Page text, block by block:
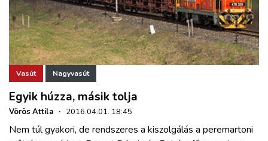
Vasút Nagyvasút
Egyik húzza, másik tolja
Vörös Attila · 2016.04.01. 18:45
Nem túl gyakori, de rendszeres a kiszolgálás a peremartoni